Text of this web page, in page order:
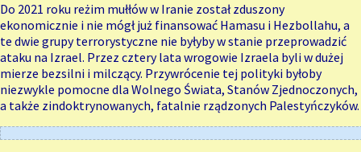
Do 2021 roku reżim mułłów w Iranie został zduszony
ekonomicznie i nie mógł już finansować Hamasu i Hezbollahu, a
te dwie grupy terrorystyczne nie byłyby w stanie przeprowadzić
ataku na Izrael. Przez cztery lata wrogowie Izraela byli w dużej
mierze bezsilni i milczący. Przywrócenie tej polityki byłoby
niezwykle pomocne dla Wolnego Świata, Stanów Zjednoczonych,
a także zindoktrynowanych, fatalnie rządzonych Palestyńczyków.